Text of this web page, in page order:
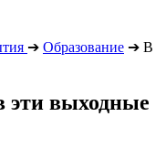
➔ Образование ➔ В
эти выходные